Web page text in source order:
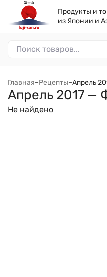
Продукты и
из Японии и
Главная–Рецепты–Апрель
Апрель 2017 —
Не найдено